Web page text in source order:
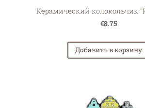
Керамический колокольчик
€8.75
Добавить в корзину